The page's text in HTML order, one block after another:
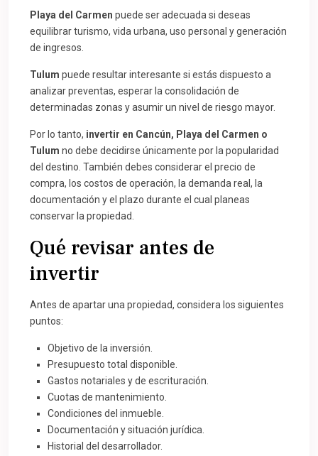
Playa del Carmen puede ser adecuada si deseas
equilibrar turismo, vida urbana, uso personal y generación
de ingresos.
Tulum puede resultar interesante si estás dispuesto a
analizar preventas, esperar la consolidación de
determinadas zonas y asumir un nivel de riesgo mayor.
Por lo tanto, invertir en Cancún, Playa del Carmen o
Tulum no debe decidirse únicamente por la popularidad
del destino. También debes considerar el precio de
compra, los costos de operación, la demanda real, la
documentación y el plazo durante el cual planeas
conservar la propiedad.
Qué revisar antes de
invertir
Antes de apartar una propiedad, considera los siguientes
puntos:
Objetivo de la inversión.
Presupuesto total disponible.
Gastos notariales y de escrituración.
Cuotas de mantenimiento.
Condiciones del inmueble.
Documentación y situación jurídica.
Historial del desarrollador.